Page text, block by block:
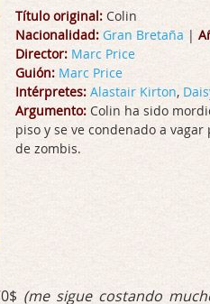
Título original: Colin
Nacionalidad: Gran Bretaña |
Director: Marc Price
Guión: Marc Price
Intérpretes: Alastair Kirton,
Argumento: Colin ha sido
piso y se ve condenado a
de zombis.
(me sigue costando